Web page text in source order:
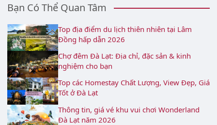
Bạn Có Thể Quan Tâm
Top địa điểm du lịch thiên nhiên tại Lâm
Đồng hấp dẫn 2026
Chợ đêm Đà Lạt: Địa chỉ, đặc sản & kinh
nghiệm cho bạn
Top các Homestay Chất Lượng, View Đẹp, Giá
Tốt ở Đà Lạt
Thông tin, giá vé khu vui chơi Wonderland
Đà Lạt năm 2026